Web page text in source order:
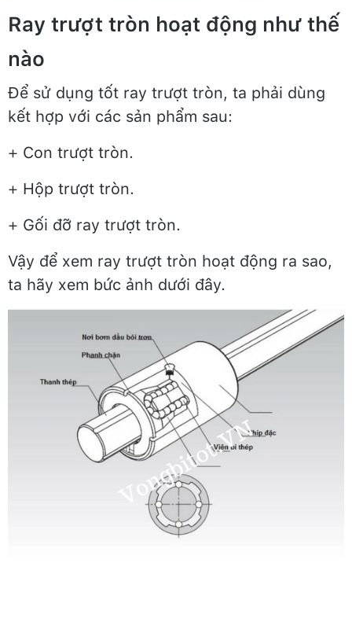
Ray trượt tròn hoạt động như thế
nào
Để sử dụng tốt ray trượt tròn, ta phải dùng
kết hợp với các sản phẩm sau:
+ Con trượt tròn.
+ Hộp trượt tròn.
+ Gối đỡ ray trượt tròn.
Vậy để xem ray trượt tròn hoạt động ra sao,
ta hãy xem bức ảnh dưới đây.